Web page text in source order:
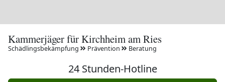
Kammerjäger für Kirchheim am Ries
Schädlingsbekämpfung Prävention Beratung
24 Stunden-Hotline